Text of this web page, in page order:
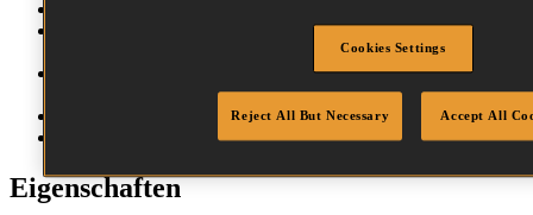
Kleine Nase für eine größere Sichtbarkeit und reduzierte
2x 4.0Ah Akkus und Schnellladegerät im Lieferumfang
Lieferung in T STAK-Box VI für mehr Sicherheit
Die NEUE Bostitch Akku-Reihe
Eigenschaften
Cookies Settings
Reject All But Necessary Accept All